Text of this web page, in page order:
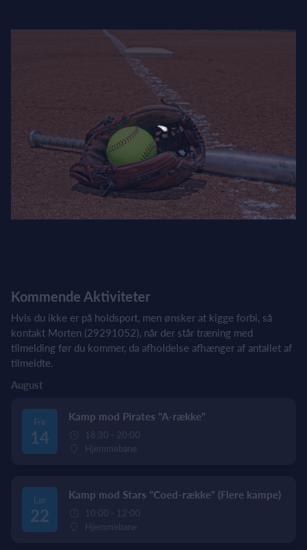
Kommende Aktiviteter
Hvis du ikke er på holdsport, men ønsker at kigge forbi, så
kontakt Morten (29291052), når der står træning med
tilmelding før du kommer, da afholdelse afhænger af antallet af
tilmeldte.
August
Fre
14
Kamp mod Pirates "A-række"
18:30 - 20:00
Hjemmebane
Lør
22
Kamp mod Stars "Coed-række" (Flere kampe)
10:00 - 12:00
Hjemmebane